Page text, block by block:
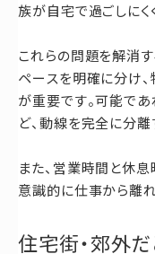
族が自宅で過ごしにく
これらの問題を解消
ペースを明確に分け
が重要です。可能で
ど、動線を完全に分離
また、営業時間と休
意識的に仕事から離
住宅街・郊外